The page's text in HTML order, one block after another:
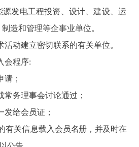
源发电工程投资、设计、建设、运
造和管理等企事业单位。
活动建立密切联系的有关单位。
会程序:
请；
常务理事会讨论通过；
发给会员证；
有关信息载入会员名册，并及时在